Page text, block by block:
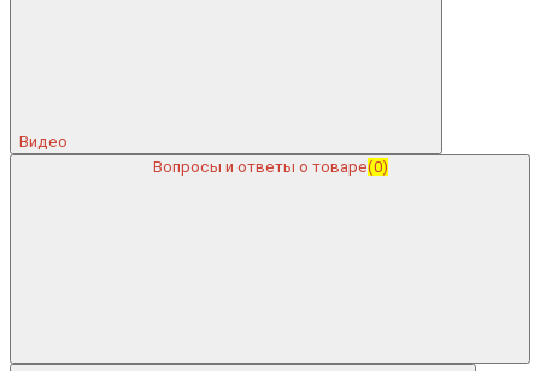
Видео
Вопросы и ответы о товаре(0)